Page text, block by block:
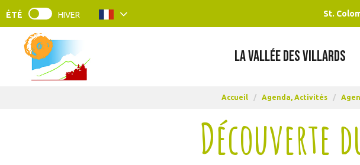
ÉTÉ HIVER St.
LA VALLÉE DES VILLARDS
Accueil / Agenda, Activités /
Découverte